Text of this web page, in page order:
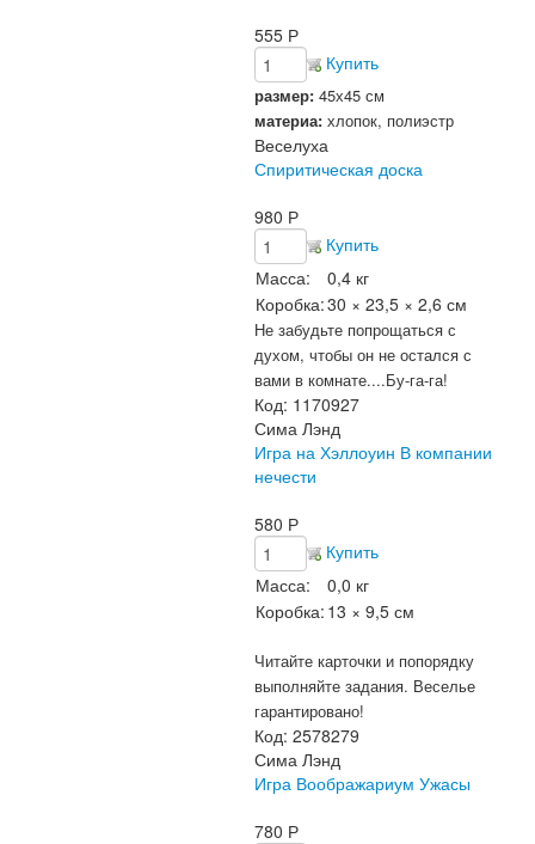
555 Р
Купить
размер: 45х45 см
материа: хлопок, полиэстр
Веселуха
Спиритическая доска
980 Р
Купить
Масса:
0,4 кг
Коробка:30 × 23,5 × 2,6 см
Не забудьте попрощаться с
духом, чтобы он не остался с
вами в комнате....Бу-га-га!
Код: 1170927
Сима Лэнд
Игра на Хэллоуин В компании
нечести
580 Р
Купить
Масса:
0,0 кг
Коробка: 13 × 9,5 см
Читайте карточки и попорядку
выполняйте задания. Веселье
гарантировано!
Код: 2578279
Сима Лэнд
Игра Воображариум Ужасы
780 Р